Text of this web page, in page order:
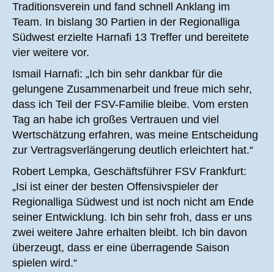
Traditionsverein und fand schnell Anklang im
Team. In bislang 30 Partien in der Regionalliga
Südwest erzielte Harnafi 13 Treffer und bereitete
vier weitere vor.
Ismail Harnafi: „Ich bin sehr dankbar für die
gelungene Zusammenarbeit und freue mich sehr,
dass ich Teil der FSV-Familie bleibe. Vom ersten
Tag an habe ich großes Vertrauen und viel
Wertschätzung erfahren, was meine Entscheidung
zur Vertragsverlängerung deutlich erleichtert hat.“
Robert Lempka, Geschäftsführer FSV Frankfurt:
„Isi ist einer der besten Offensivspieler der
Regionalliga Südwest und ist noch nicht am Ende
seiner Entwicklung. Ich bin sehr froh, dass er uns
zwei weitere Jahre erhalten bleibt. Ich bin davon
überzeugt, dass er eine überragende Saison
spielen wird.“